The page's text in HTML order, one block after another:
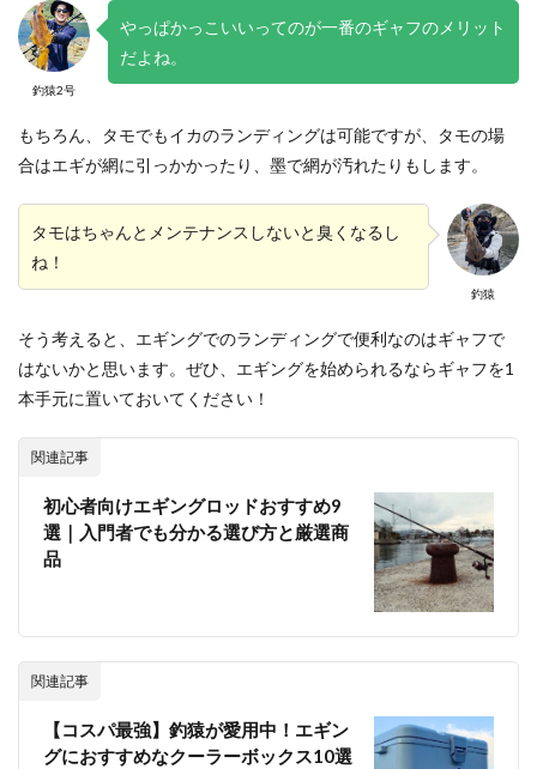
釣猿2号
やっぱかっこいいってのが一番のギャフのメリット
だよね。
もちろん、タモでもイカのランディングは可能ですが、タモの場
合はエギが網に引っかかったり、墨で網が汚れたりもします。
釣猿
タモはちゃんとメンテナンスしないと臭くなるし
ね！
そう考えると、エギングでのランディングで便利なのはギャフで
はないかと思います。ぜひ、エギングを始められるならギャフを1
本手元に置いておいてください！
関連記事
初心者向けエギングロッドおすすめ9
選｜入門者でも分かる選び方と厳選商
品
関連記事
【コスパ最強】釣猿が愛用中！エギン
グにおすすめなクーラーボックス10選